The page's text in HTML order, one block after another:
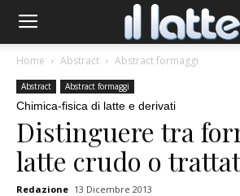
Home Abstract Abstract formaggi
Abstract Abstract formaggi
Chimica-fisica di latte e derivati
Distinguere tra
latte crudo o
Redazione 13 Dicembre 2013